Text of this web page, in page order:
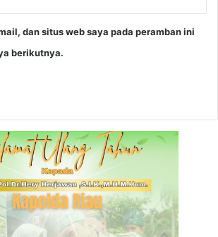
dan situs web saya pada peramban ini
berikutnya.